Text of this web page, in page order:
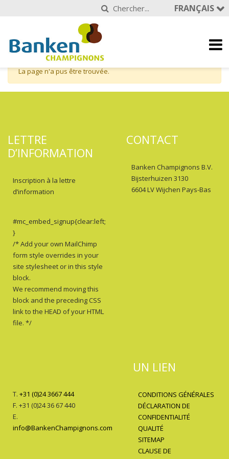
FRANÇAIS
La page n'a pus être trouvée.
LETTRE
D’INFORMATION
Inscription à la lettre
d’information
#mc_embed_signup{clear:left;
}
/* Add your own MailChimp
form style overrides in your
site stylesheet or in this style
block.
We recommend moving this
block and the preceding CSS
link to the HEAD of your HTML
file. */
CONTACT
Banken Champignons B.V.
Bijsterhuizen 3130
6604 LV Wijchen Pays-Bas
T. +31 (0)24 3667 444
F. +31 (0)24 36 67 440
E.
info@BankenChampignons.com
UN LIEN
CONDITIONS GÉNÉRALES
DÉCLARATION DE
CONFIDENTIALITÉ
QUALITÉ
SITEMAP
CLAUSE DE